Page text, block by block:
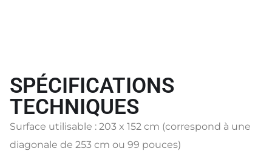
SPÉCIFICATIONS
TECHNIQUES
Surface utilisable : 203 x 152 cm (correspond à une
diagonale de 253 cm ou 99 pouces)